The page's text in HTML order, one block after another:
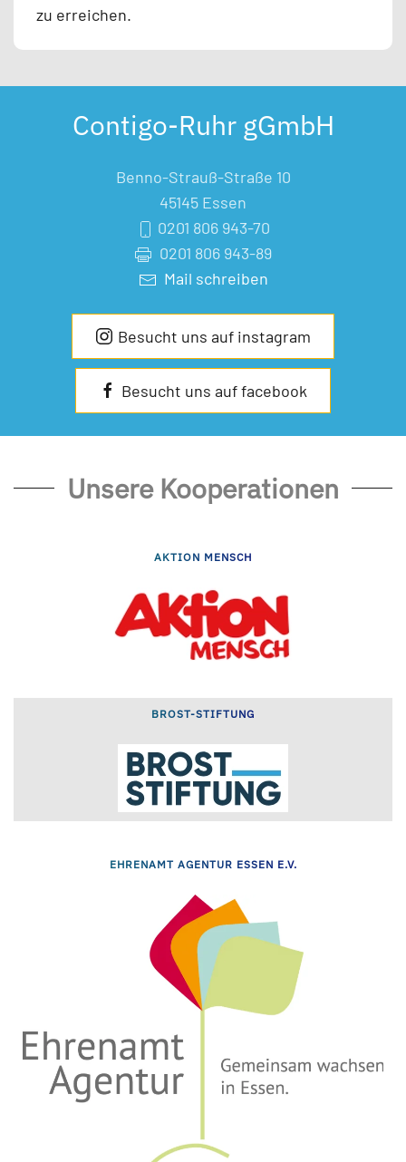
zu erreichen.
Contigo-Ruhr gGmbH
Benno-Strauß-Straße 10
45145 Essen
0201 806 943-70
0201 806 943-89
Mail schreiben
Besucht uns auf instagram
Besucht uns auf facebook
Unsere Kooperationen
AKTION MENSCH
BROST-STIFTUNG
EHRENAMT AGENTUR ESSEN E.V.